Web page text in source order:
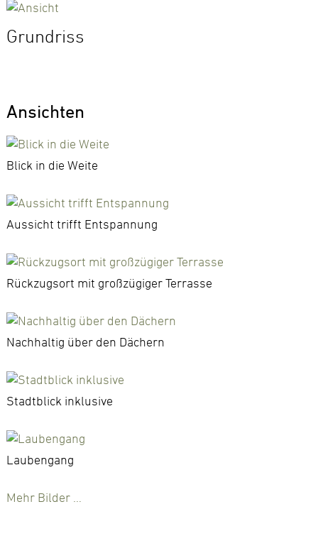
Grundriss
Ansichten
Blick in die Weite
Aussicht trifft Entspannung
Rückzugsort mit großzügiger Terrasse
Nachhaltig über den Dächern
Stadtblick inklusive
Laubengang
Mehr Bilder …